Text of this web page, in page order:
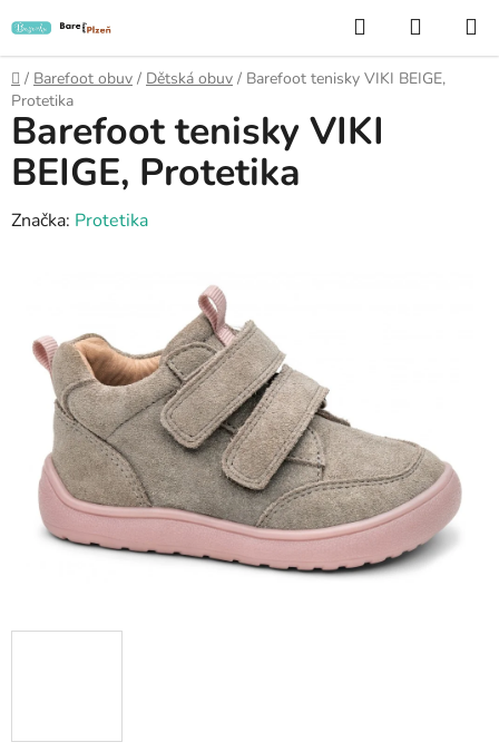
na
obsah
Hledat
KOŠÍK
Domů
/ Barefoot obuv / Dětská obuv / Barefoot tenisky VIKI BEIGE,
Protetika
Barefoot tenisky VIKI
BEIGE, Protetika
Značka: Protetika